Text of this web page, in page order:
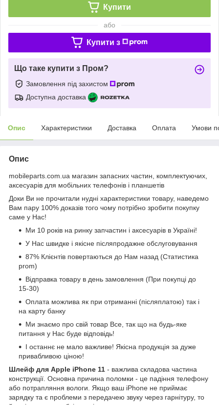
Купити
або
Купити з
Що таке купити з Пром?
Замовлення під захистом
Доступна доставка
Опис Характеристики Доставка Оплата Умови
Опис
mobileparts.com.ua магазин запасних частин, комплектуючих,
аксесуарів для мобільних телефонів і планшетів
Доки Ви не прочитали нудні характеристики товару, наведемо
Вам пару 100% доказів того чому потрібно зробити покупку
саме у Нас!
Ми 10 років на ринку запчастин і аксесуарів в Україні!
У Нас швидке і якісне післяпродажне обслуговування
87% Клієнтів повертаються до Нам назад (Статистика
prom)
Відправка товару в день замовлення (При покупці до
15-30)
Оплата можлива як при отриманні (післяплатою) так і
на карту банку
Ми знаємо про свій товар Все, так що на будь-яке
питання у Нас буде відповідь!
І останнє не мало важливе! Якісна продукція за дуже
привабливою ціною!
Шлейф для Apple iPhone 11 - важлива складова частина
конструкції. Основна причина поломки - це падіння телефону
або потрапляння вологи. Якщо ваш iPhone не приймає
зарядку та є проблеми з передачею звуку через гарнітуру, то